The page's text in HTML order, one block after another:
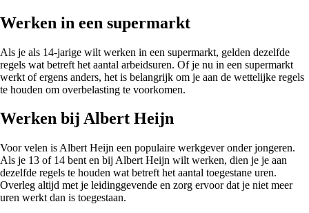
Werken in een supermarkt
Als je als 14-jarige wilt werken in een supermarkt, gelden dezelfde
regels wat betreft het aantal arbeidsuren. Of je nu in een supermarkt
werkt of ergens anders, het is belangrijk om je aan de wettelijke regels
te houden om overbelasting te voorkomen.
Werken bij Albert Heijn
Voor velen is Albert Heijn een populaire werkgever onder jongeren.
Als je 13 of 14 bent en bij Albert Heijn wilt werken, dien je je aan
dezelfde regels te houden wat betreft het aantal toegestane uren.
Overleg altijd met je leidinggevende en zorg ervoor dat je niet meer
uren werkt dan is toegestaan.